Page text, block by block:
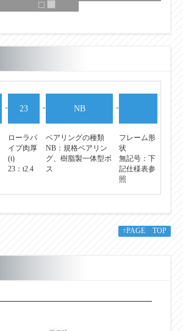
イプ肉厚
(t)
23：t2.4
NB：規格ベアリン
グ、樹脂製一体型ボ
ス
状
無記号：下
記仕様表参
照